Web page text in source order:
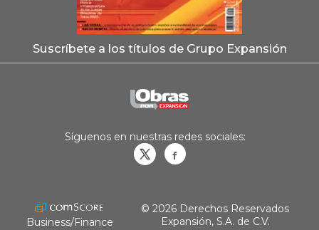
Suscríbete a los títulos de Grupo Expansión
Síguenos en nuestras redes sociales:
Business/Finance
© 2026 Derechos Reservados
Expansión, S.A. de C.V.